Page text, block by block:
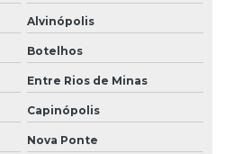
Alvinópolis
Botelhos
Entre Rios de Minas
Capinópolis
Nova Ponte